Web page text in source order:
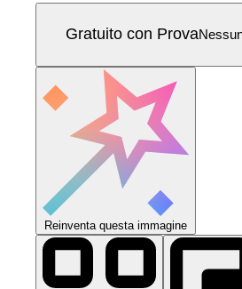
Gratuito con Prova
Reinventa questa immagine